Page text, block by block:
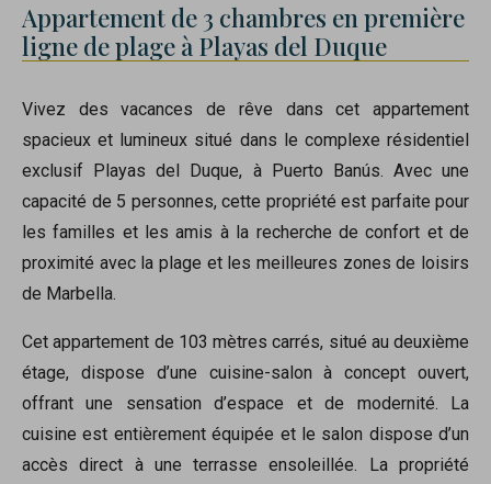
Appartement de 3 chambres en première
ligne de plage à Playas del Duque
Vivez des vacances de rêve dans cet appartement
spacieux et lumineux situé dans le complexe résidentiel
exclusif Playas del Duque, à Puerto Banús. Avec une
capacité de 5 personnes, cette propriété est parfaite pour
les familles et les amis à la recherche de confort et de
proximité avec la plage et les meilleures zones de loisirs
de Marbella.
Cet appartement de 103 mètres carrés, situé au deuxième
étage, dispose d’une cuisine-salon à concept ouvert,
offrant une sensation d’espace et de modernité. La
cuisine est entièrement équipée et le salon dispose d’un
accès direct à une terrasse ensoleillée. La propriété